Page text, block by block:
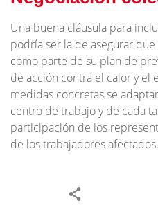
Una buena cláusula para
podría ser la de asegurar
como parte de su plan de
de acción contra el calor y el
medidas concretas se
centro de trabajo y de cada
participación de los
de los trabajadores afectados.